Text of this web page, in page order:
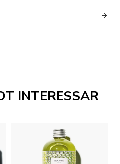
INTERESSAR